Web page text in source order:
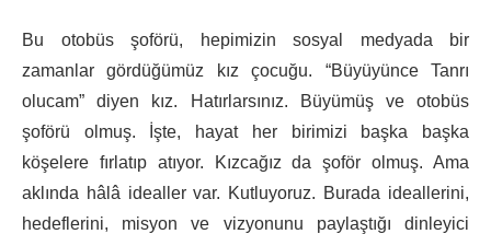
Bu otobüs şoförü, hepimizin sosyal medyada bir
zamanlar gördüğümüz kız çocuğu. “Büyüyünce Tanrı
olucam” diyen kız. Hatırlarsınız. Büyümüş ve otobüs
şoförü olmuş. İşte, hayat her birimizi başka başka
köşelere fırlatıp atıyor. Kızcağız da şoför olmuş. Ama
aklında hâlâ idealler var. Kutluyoruz. Burada ideallerini,
hedeflerini, misyon ve vizyonunu paylaştığı dinleyici